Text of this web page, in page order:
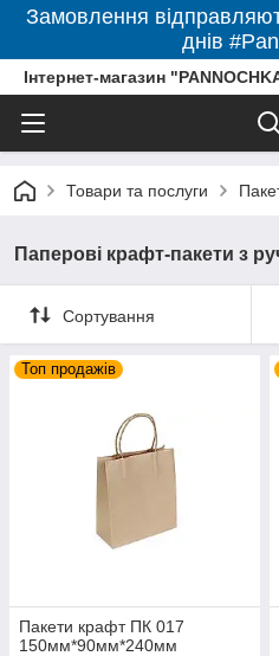
Замовлення
днів
Інтернет-магазин
Товари та послуги
Паперові крафт-пакети з
Сортування
Топ продажів
Пакети крафт ПК 017
150мм*90мм*240мм